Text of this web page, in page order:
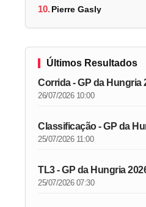
10.Pierre Gasly
Últimos Resultados
Corrida - GP da Hungria
26/07/2026 10:00
Classificação - GP da
25/07/2026 11:00
TL3 - GP da Hungria
25/07/2026 07:30